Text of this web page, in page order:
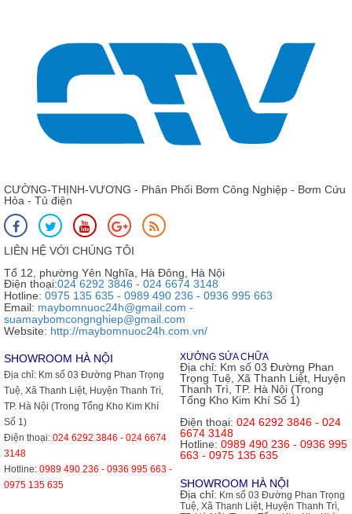
CƯỜNG-THỊNH-VƯƠNG - Phân Phối Bơm Công Nghiệp - Bơm Cứu
Hỏa - Tủ điện
LIÊN HỆ VỚI CHÚNG TÔI
Tổ 12, phường Yên Nghĩa, Hà Đông, Hà Nội
Điện thoại:024 6292 3846 - 024 6674 3148
Hotline: 0975 135 635 - 0989 490 236 - 0936 995 663
Email: maybomnuoc24h@gmail.com -
suamaybomcongnghiep@gmail.com
Website: http://maybomnuoc24h.com.vn/
SHOWROOM HÀ NỘI
Địa chỉ: Km số 03 Đường Phan Trọng
Tuệ, Xã Thanh Liệt, Huyện Thanh Trì,
TP. Hà Nội (Trong Tổng Kho Kim Khí
Số 1)
Điện thoại: 024 6292 3846 - 024 6674
3148
Hotline: 0989 490 236 - 0936 995 663 -
0975 135 635
XƯỞNG SỬA CHỮA
Địa chỉ: Km số 03 Đường Phan
Trọng Tuệ, Xã Thanh Liệt, Huyện
Thanh Trì, TP. Hà Nội (Trong
Tổng Kho Kim Khí Số 1)
Điện thoại: 024 6292 3846 - 024
6674 3148
Hotline: 0989 490 236 - 0936 995
663 - 0975 135 635
SHOWROOM HÀ NỘI
Địa chỉ: Km số 03 Đường Phan Trọng
Tuệ, Xã Thanh Liệt, Huyện Thanh Trì,